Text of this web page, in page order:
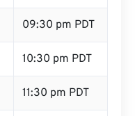
09:30 pm PDT
10:30 pm PDT
11:30 pm PDT